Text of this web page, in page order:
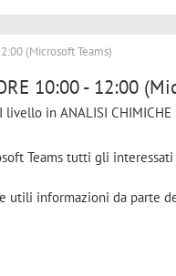
(Microsoft Teams)
10:00 - 12:00
in ANALISI CHIMICHE
Teams tutti gli
utili informazioni da parte